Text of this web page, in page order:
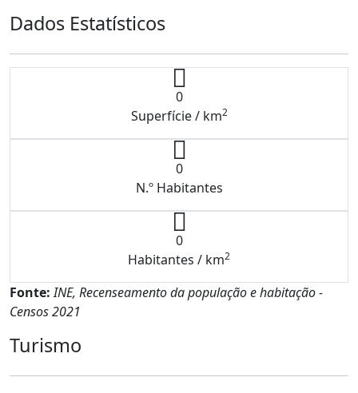
Dados Estatísticos
0
Superfície / km2
0
N.º Habitantes
0
Habitantes / km2
Fonte:INE, Recenseamento da população e habitação -
Censos 2021
Turismo